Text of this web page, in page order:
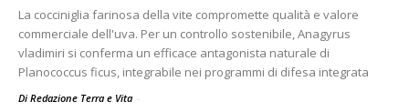
La cocciniglia farinosa della vite compromette qualità e valore
commerciale dell'uva. Per un controllo sostenibile, Anagyrus
vladimiri si conferma un efficace antagonista naturale di
Planococcus ficus, integrabile nei programmi di difesa integrata
Di Redazione Terra e Vita -